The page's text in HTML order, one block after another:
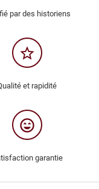
par des historiens
star_border
et rapidité
sentiment_very_satisfied
garantie